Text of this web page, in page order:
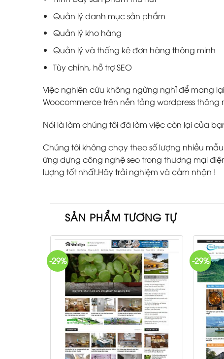
Quản lý danh mục sản phẩm
Quản lý kho hàng
Quản lý và thống kê đơn hàng thông minh
Tùy chỉnh, hỗ trợ SEO
Việc nghiên cứu không ngừng nghỉ để mang
Woocommerce trên nền tảng wordpress
Nói là làm chúng tôi đã làm việc còn lại của
Chúng tôi không chạy theo số lượng nhiều
ứng dựng công nghệ seo trong thương mại
lượng tốt nhất.Hãy trải nghiệm và cảm nhận !
SẢN PHẨM TƯƠNG TỰ
-29% -29%